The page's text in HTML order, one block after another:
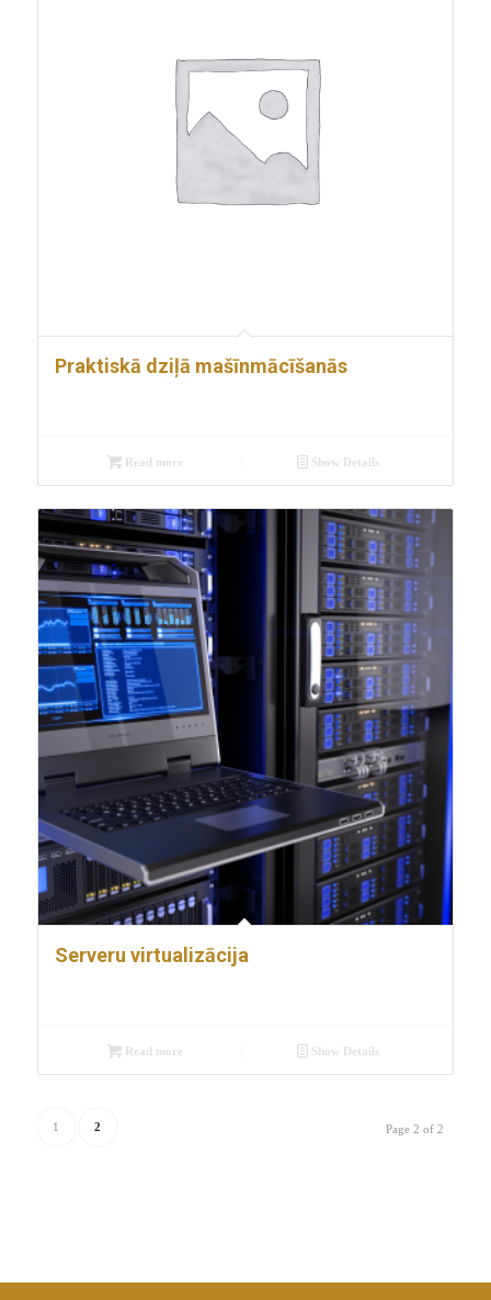
Praktiskā dziļā mašīnmācīšanās
Read more Show Details
Serveru virtualizācija
Read more Show Details
Page 2 of 2
1 2